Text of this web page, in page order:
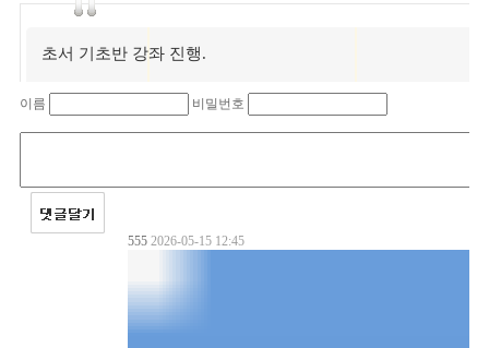
초서 기초반 강좌 진행.
이름 비밀번호
5552026-05-15 12:45